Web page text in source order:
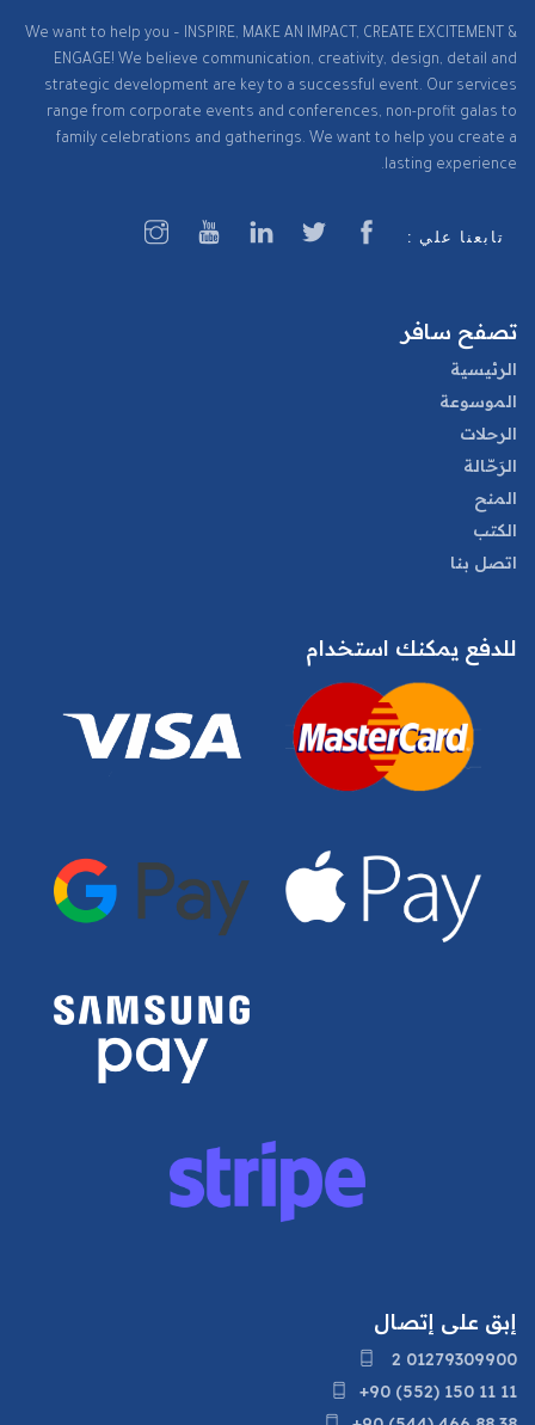
We want to help you – INSPIRE, MAKE AN IMPACT, CREATE EXCITEMENT &
ENGAGE! We believe communication, creativity, design, detail and
strategic development are key to a successful event. Our services
range from corporate events and conferences, non-profit galas to
family celebrations and gatherings. We want to help you create a
lasting experience.
تابعنا علي :
تصفح سافر
الرئيسية
الموسوعة
الرحلات
الرَحّالة
المنح
الكتب
اتصل بنا
للدفع يمكنك استخدام
إبق على إتصال
2 01279309900
+90 (552) 150 11 11